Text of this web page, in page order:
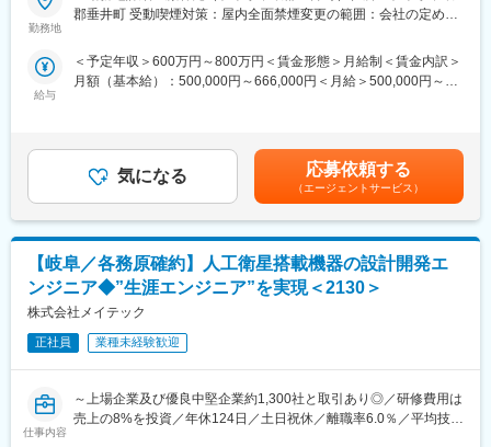
設計開発から評価試験までのミドルレンジの製品開発を強みと
＜教育・研修体制＞
長年構築してきた教育・研修体制により、エンジニアは常に顧客
力となる人材を育成します。さらに、コミュニケーション力や業
務推進力といった人間力も向上させ、現場のチーム力アップに貢
献しています。
変更の範囲：会社の定める業務
■業務内容：
から解析・評価まで一貫して関わるポジションです。
具体的には
・解析結果・評価結果に基づく設計改善
・実地試験への対応（フィールド評価）
■主要取引先
株式会社デンソー／ソニーセミコンダクタソリューションズ株式
会社／三菱重工業株式会社／パナソニック株式会社／株式会社ニ
コン／トヨタ自動車株式会社／株式会社日立ハイテク／株式会社
SUBARU／株式会社デンソーテン／テルモ株式会社 など約1300
社
情報通信機器などの企業に高度な技術力を提供しています。特に
設計開発から評価試験までのミドルレンジの製品開発を強みと
勤務地
郡垂井町 受動喫煙対策：屋内全面禁煙変更の範囲：会社の定める
給与
＜予定年収＞600万円～800万円＜賃金形態＞月給制＜賃金内訳＞
月額（基本給）：500,000円～666,000円＜月給＞500,000円～
円 ⇒ 提示年収700万円◎42歳 前職:技術者派遣 年
収500万円 ⇒ 提示年収722万円賃金はあくまでも目安の金額で
あり、選考を通じて上下する可能性があります。月給(月額)は固定
手当を含めた表記です。
気になる 応募依頼する
（エージェントサービス）
【岐阜／各務原確約】人工衛星搭載機器の設計開発エ
ンジニア◆”生涯エンジニア”を実現＜2130＞
株式会社メイテック
正社員 業種未経験歓迎
仕事内容
～上場企業及び優良中堅企業約1,300社と取引あり◎／研修費用は
売上の8%を投資／年休124日／土日祝休／離職率6.0％／平均技術